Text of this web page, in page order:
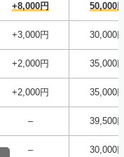
+8,000円 50,000
+3,000円 30,000
+2,000円 35,000
+2,000円 35,000
– 39,500
– 30,000